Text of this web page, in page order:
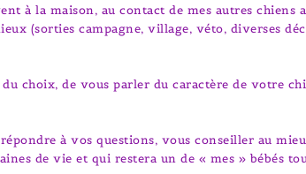
à la maison, au contact de mes autres chiens
(sorties campagne, village, véto, diverses
choix, de vous parler du caractère de votre
à vos questions, vous conseiller au
de vie et qui restera un de « mes » bébés